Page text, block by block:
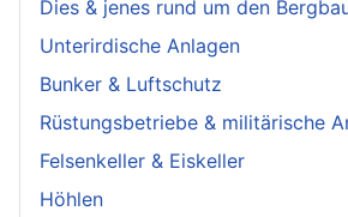
Dies & jenes rund um den
Unterirdische Anlagen
Bunker & Luftschutz
Rüstungsbetriebe & militärische
Felsenkeller & Eiskeller
Höhlen